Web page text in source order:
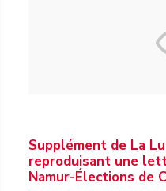
Supplément de La
reproduisant une
Namur-Élections de